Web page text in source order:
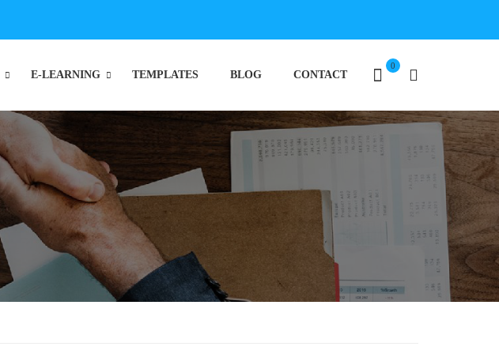
E-LEARNING TEMPLATES BLOG CONTACT
0